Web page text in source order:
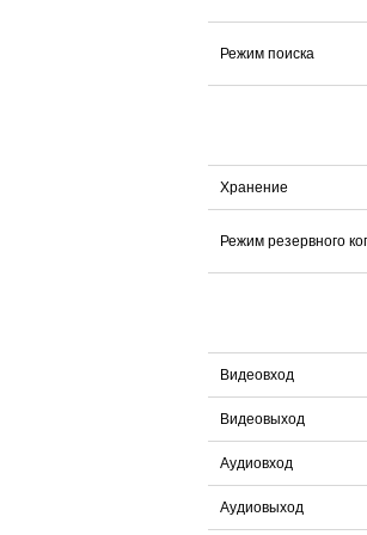
Режим поиска
Хранение
Режим резервного
Видеовход
Видеовыход
Аудиовход
Аудиовыход